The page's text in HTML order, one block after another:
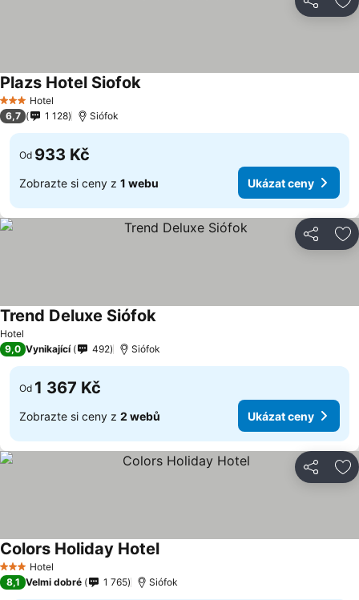
Sdílet
3 Počet hvězdiček
Hotel
Plazs Hotel Siofok
6,7 1 128 Siófok
Od 933 Kč
Zobrazte si ceny z 1 webu Ukázat ceny
Sdílet
Hotel
Trend Deluxe Siófok
9,0 Vynikající 492 Siófok
Od 1 367 Kč
Zobrazte si ceny z 2 webů Ukázat ceny
Sdílet
3 Počet hvězdiček
Hotel
Colors Holiday Hotel
8,1 Velmi dobré 1 765 Siófok